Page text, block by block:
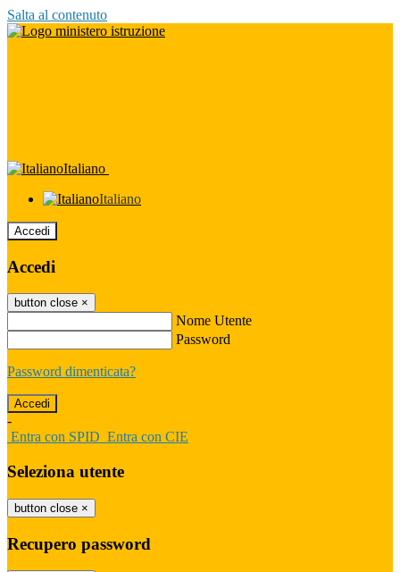
Salta al contenuto
Italiano
Italiano
Accedi
Accedi
button close ×
Nome Utente
Password
Password dimenticata?
-
Entra con SPID Entra con CIE
Seleziona utente
button close ×
Recupero password